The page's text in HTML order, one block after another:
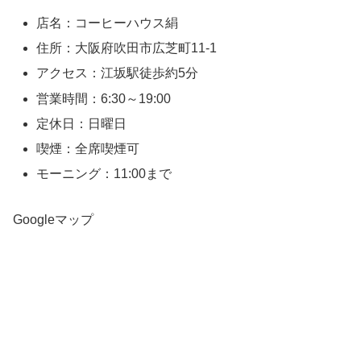
店名：コーヒーハウス絹
住所：大阪府吹田市広芝町11-1
アクセス：江坂駅徒歩約5分
営業時間：6:30～19:00
定休日：日曜日
喫煙：全席喫煙可
モーニング：11:00まで
Googleマップ